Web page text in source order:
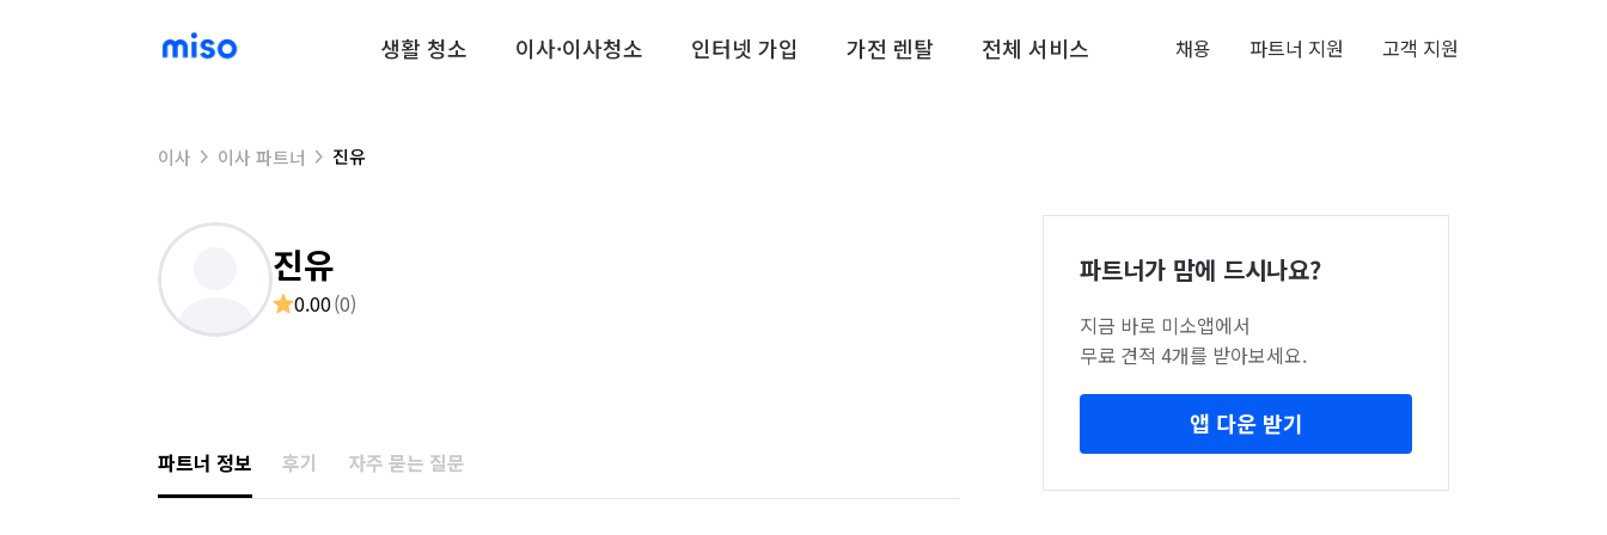
생활 청소 이사·이사청소 인터넷 가입 가전 렌탈 전체 서비스 채용 파트너 지원 고객 지원
이사 이사 파트너 진유
진유
0.00(0)
파트너 정보 후기 자주 묻는 질문
파트너가 맘에 드시나요?
지금 바로 미소앱에서
무료 견적 4개를 받아보세요.
앱 다운 받기